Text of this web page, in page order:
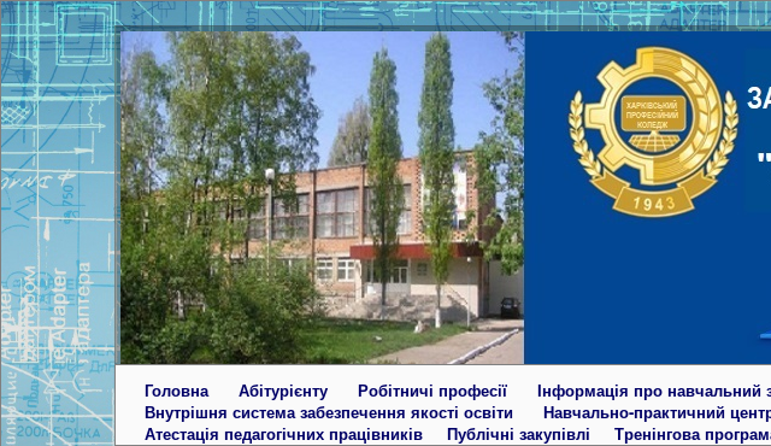
Головна Абітурієнту Робітничі професії Інформація про навчальний
Внутрішня система забезпечення якості освіти
Навчально-практичний
Атестація педагогічних працівників
Публічні закупівлі Тренінгова